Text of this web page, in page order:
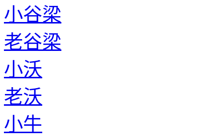
小谷梁
老谷梁
小沃
老沃
小牛